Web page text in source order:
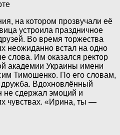
на котором прозвучали её
устроила праздничное
Во время торжества
неожиданно встал на одно
слова. Им оказался ректор
академии Украины имени
Тимошенко. По его словам,
дружба. Вдохновлённый
не сдержал эмоций и
чувствах. «Ирина, ты —